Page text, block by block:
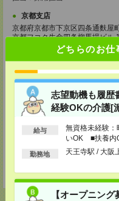
どちらのお仕
志望動機も履歴
経験OKの介護[
給与
無資格未経験
いOK ■扶養内
以上
勤務地 天王寺駅 / 大阪
【オープニン
京都支店
京都府京都市下京区四条通麩屋
京都フコク生命四条柳馬場ビル
TEL：0120-965-487
担当：採用担当者
天王寺支店
〒545-8533
大阪市阿倍野区旭町1-2-7あべ
TEL：0120-965-487
担当：採用担当
奈良支店
奈良県奈良市本子守町1-1
奈良上三条ビル4階
担当：採用担当